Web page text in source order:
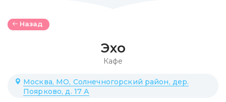
Назад
Эхо
Кафе
Москва, МО, Солнечногорский район, дер.
Поярково, д. 17 А